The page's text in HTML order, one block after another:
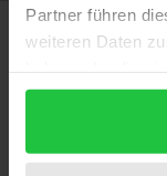
Partner führen
weiteren Daten
gesammelt haben.
Description
This historical
multinationals’
India. It deals